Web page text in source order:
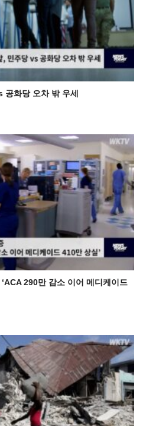
공화당 오차 밖 우세
290만 감소 이어 메디케이드